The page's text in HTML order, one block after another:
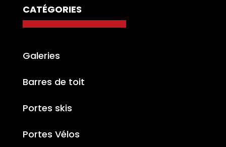
CATÉGORIES
Galeries
Barres de toit
Portes skis
Portes Vélos